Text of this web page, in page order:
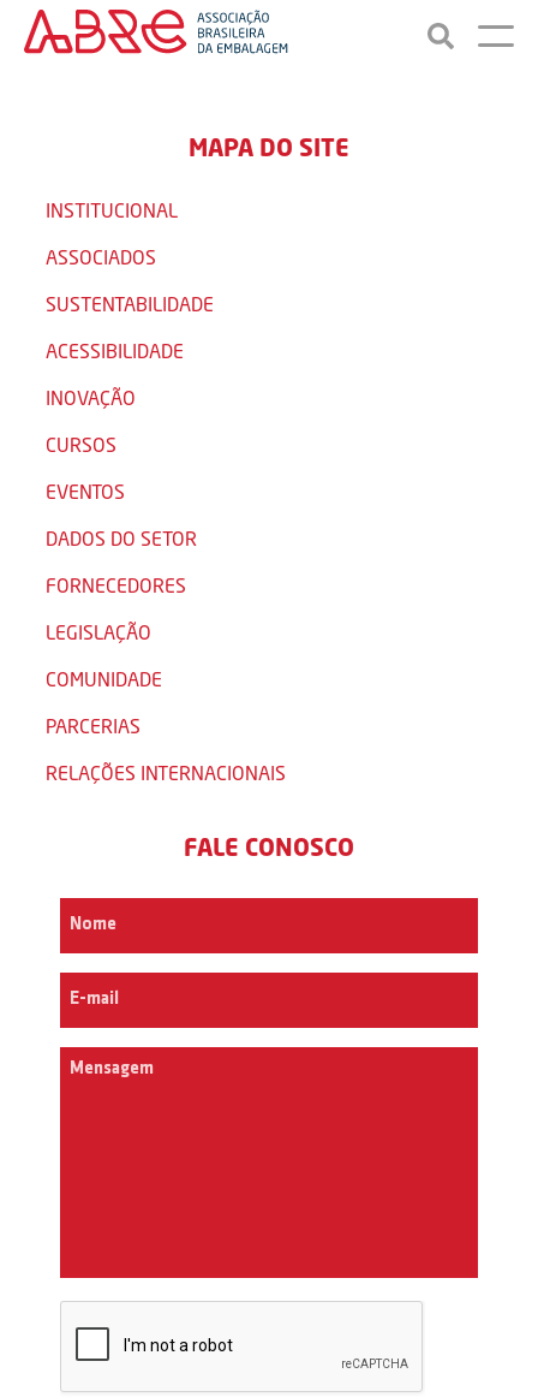
MAPA DO SITE
INSTITUCIONAL
ASSOCIADOS
SUSTENTABILIDADE
ACESSIBILIDADE
INOVAÇÃO
CURSOS
EVENTOS
DADOS DO SETOR
FORNECEDORES
LEGISLAÇÃO
COMUNIDADE
PARCERIAS
RELAÇÕES INTERNACIONAIS
FALE CONOSCO